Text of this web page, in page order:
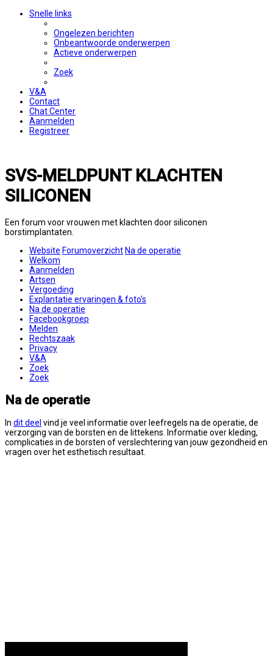
Snelle links
Ongelezen berichten
Onbeantwoorde onderwerpen
Actieve onderwerpen
Zoek
V&A
Contact
Chat Center
Aanmelden
Registreer
SVS-MELDPUNT KLACHTEN
SILICONEN
Een forum voor vrouwen met klachten door siliconen
borstimplantaten.
Website ForumoverzichtNa de operatie
Welkom
Aanmelden
Artsen
Vergoeding
Explantatie ervaringen & foto's
Na de operatie
Facebookgroep
Melden
Rechtszaak
Privacy
V&A
Zoek
Zoek
Na de operatie
In dit deel vind je veel informatie over leefregels na de operatie, de
verzorging van de borsten en de littekens. Informatie over kleding,
complicaties in de borsten of verslechtering van jouw gezondheid en
vragen over het esthetisch resultaat.